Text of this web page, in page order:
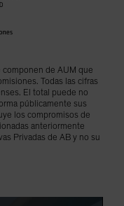
de AUM que
Todas las cifras
El total puede no
públicamente sus
los compromisos de
anteriormente
Privadas de AB y no su